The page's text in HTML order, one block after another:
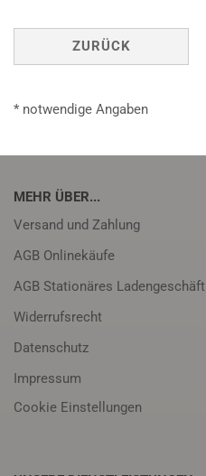
ZURÜCK
* notwendige Angaben
MEHR ÜBER...
Versand und Zahlung
AGB Onlinekäufe
AGB Stationäres Ladengeschäft
Widerrufsrecht
Datenschutz
Impressum
Cookie Einstellungen